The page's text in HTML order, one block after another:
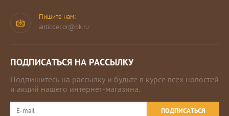
Пишите нам:
anticdecor@bk.ru
ПОДПИСАТЬСЯ НА РАССЫЛКУ
Подпишитесь на рассылку и будьте в курсе всех новостей
и акций нашего интернет-магазина.
ПОДПИСАТЬСЯ